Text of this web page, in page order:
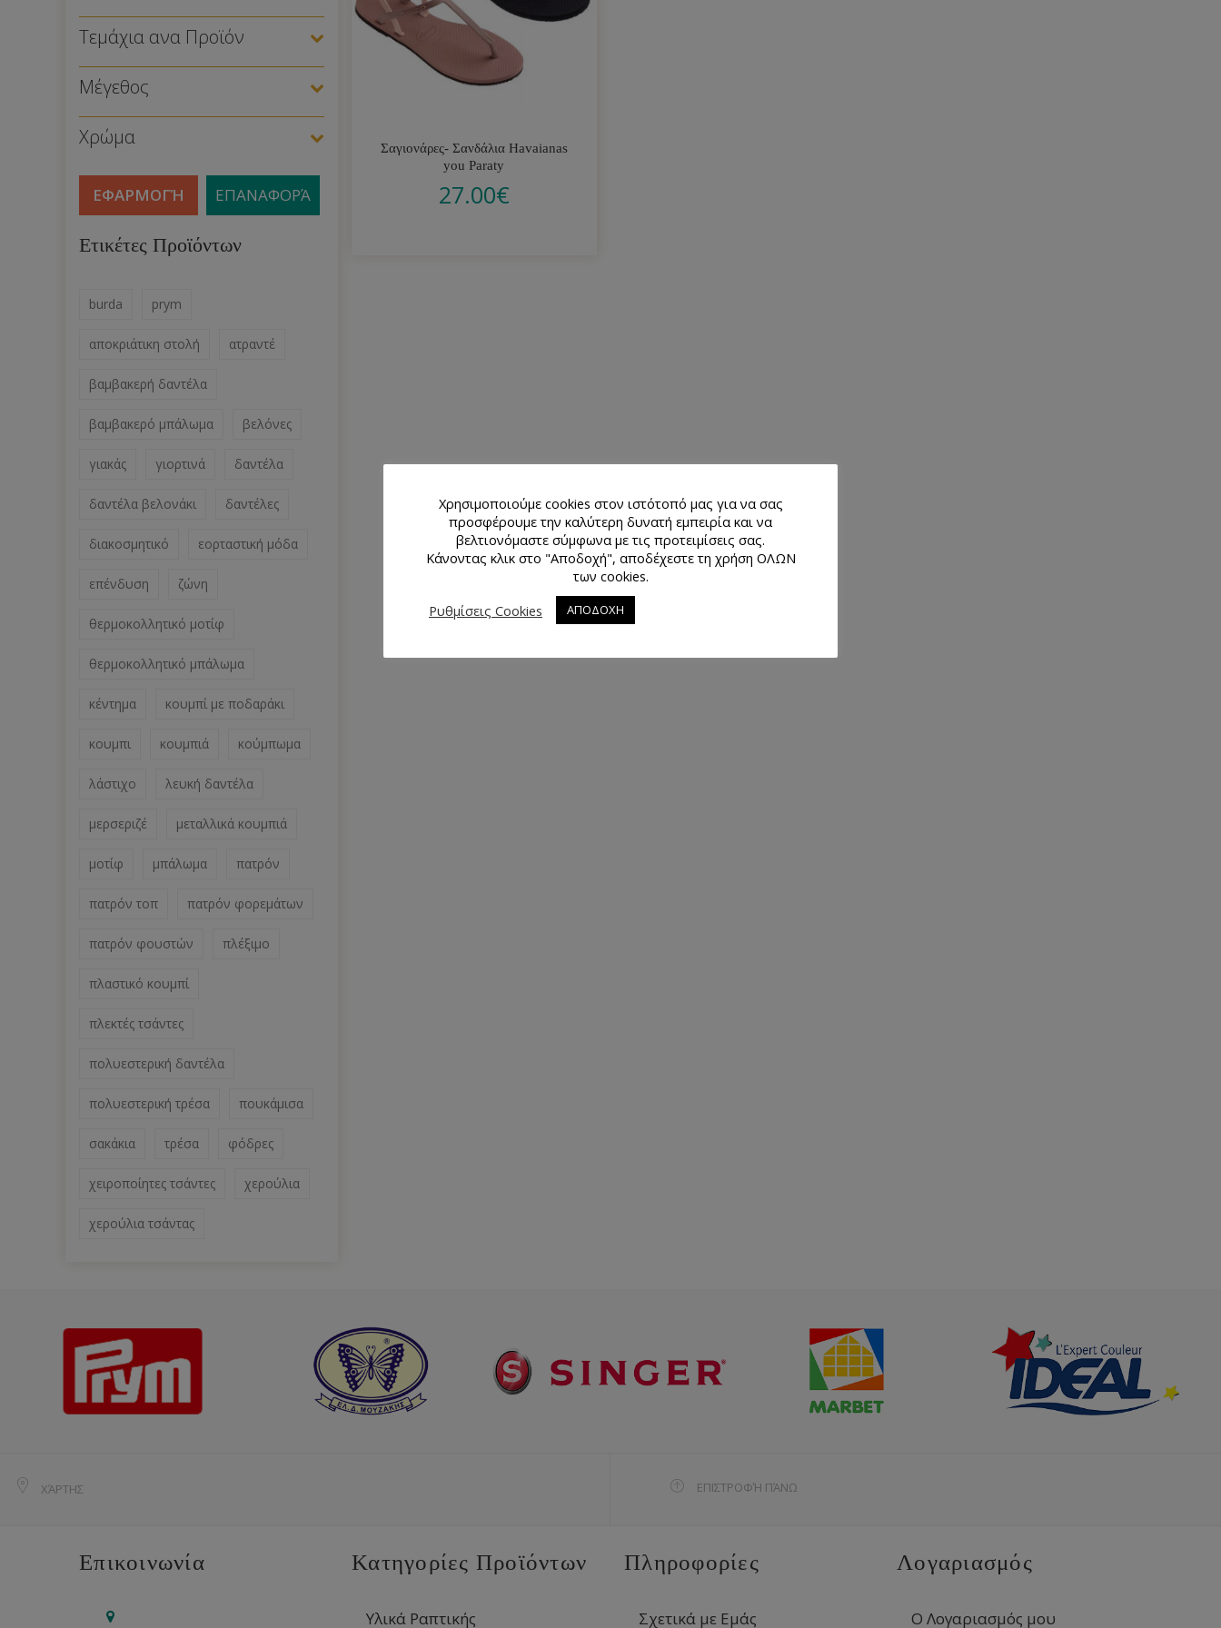
Τεμάχια ανα Προϊόν
Μέγεθος
Χρώμα
ΕΦΑΡΜΟΓΉ ΕΠΑΝΑΦΟΡΆ
Ετικέτες Προϊόντων
burda prym
αποκριάτικη στολή ατραντέ
βαμβακερή δαντέλα
βαμβακερό μπάλωμα βελόνες
γιακάς γιορτινά δαντέλα
δαντέλα βελονάκι δαντέλες
διακοσμητικό εορταστική μόδα
επένδυση ζώνη
θερμοκολλητικό μοτίφ
θερμοκολλητικό μπάλωμα
κέντημα κουμπί με ποδαράκι
κουμπι κουμπιά κούμπωμα
λάστιχο λευκή δαντέλα
μερσεριζέ μεταλλικά κουμπιά
μοτίφ μπάλωμα πατρόν
πατρόν τοπ πατρόν φορεμάτων
πατρόν φουστών πλέξιμο
πλαστικό κουμπί
πλεκτές τσάντες
πολυεστερική δαντέλα
πολυεστερική τρέσα πουκάμισα
σακάκια τρέσα φόδρες
χειροποίητες τσάντες χερούλια
χερούλια τσάντας
Σαγιονάρες- Σανδάλια Havaianas
you Paraty
27.00€
ΧΆΡΤΗΣ ΕΠΙΣΤΡΟΦΉ ΠΆΝΩ
Επικοινωνία Κατηγορίες Προϊόντων
Υλικά Ραπτικής
Πληροφορίες
Σχετικά με Εμάς
Λογαριασμός
Ο Λογαριασμός μου
Χρησιμοποιούμε cookies στον ιστότοπό μας για να σας
προσφέρουμε την καλύτερη δυνατή εμπειρία και να
βελτιονόμαστε σύμφωνα με τις προτειμίσεις σας.
Κάνοντας κλικ στο "Αποδοχή", αποδέχεστε τη χρήση ΟΛΩΝ
των cookies.
Ρυθμίσεις Cookies
ΑΠΟΔΟΧΗ